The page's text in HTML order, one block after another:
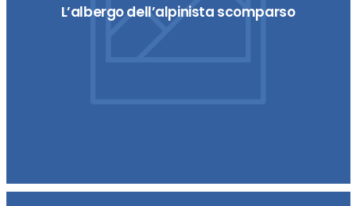
L’albergo dell’alpinista scomparso